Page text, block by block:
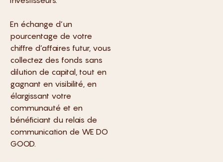
En échange d’un
pourcentage de votre
chiffre d’affaires futur, vous
collectez des fonds sans
dilution de capital, tout en
gagnant en visibilité, en
élargissant votre
communauté et en
bénéficiant du relais de
communication de WE DO
GOOD.